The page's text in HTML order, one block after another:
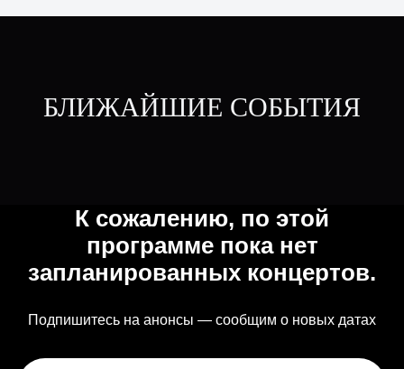
БЛИЖАЙШИЕ СОБЫТИЯ
К сожалению, по этой
программе пока нет
запланированных концертов.
Подпишитесь на анонсы — сообщим о новых датах